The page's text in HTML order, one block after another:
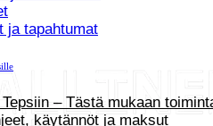
ja tapahtumat
– Tästä mukaan
käytännöt ja maksut